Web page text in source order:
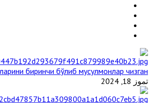
биринчи бўлиб мусулмонлар чизган
تموز 18, 2024